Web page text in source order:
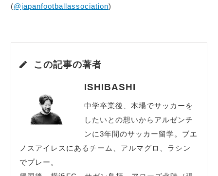
(@japanfootballassociation)
この記事の著者
ISHIBASHI
中学卒業後、本場でサッカーを
したいとの想いからアルゼンチ
ンに3年間のサッカー留学。ブエ
ノスアイレスにあるチーム、アルマグロ、ラシン
でプレー。